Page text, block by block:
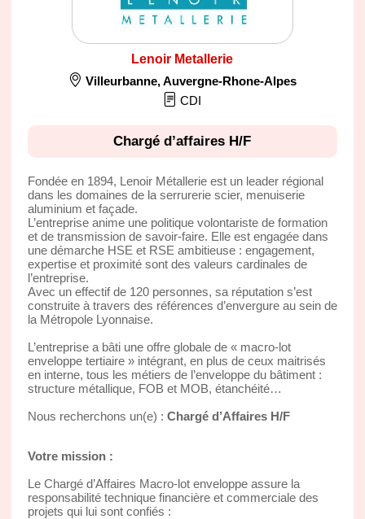
Lenoir Metallerie
Villeurbanne,Auvergne-Rhone-Alpes
CDI
Chargé d’affaires H/F
Fondée en 1894, Lenoir Métallerie est un leader régional
dans les domaines de la serrurerie scier, menuiserie
aluminium et façade.
L’entreprise anime une politique volontariste de formation
et de transmission de savoir-faire. Elle est engagée dans
une démarche HSE et RSE ambitieuse : engagement,
expertise et proximité sont des valeurs cardinales de
l’entreprise.
Avec un effectif de 120 personnes, sa réputation s’est
construite à travers des références d’envergure au sein de
la Métropole Lyonnaise.
L’entreprise a bâti une offre globale de « macro-lot
enveloppe tertiaire » intégrant, en plus de ceux maitrisés
en interne, tous les métiers de l’enveloppe du bâtiment :
structure métallique, FOB et MOB, étanchéité…
Nous recherchons un(e) : Chargé d’Affaires H/F
Votre mission :
Le Chargé d’Affaires Macro-lot enveloppe assure la
responsabilité technique financière et commerciale des
projets qui lui sont confiés :